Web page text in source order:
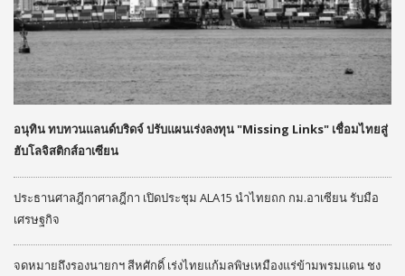
อนุทิน ทบทวนแลนด์บริดจ์ ปรับแผนเร่งลงทุน "Missing Links" เชื่อมไทยสู่
ฮับโลจิสติกส์อาเซียน
ประธานศาลฎีกาศาลฎีกา เปิดประชุม ALA15 นำไทยถก กม.อาเซียน รับมือ
เศรษฐกิจ
จดหมายถึงรองนายกฯ สีหศักดิ์ เร่งไทยแก้มลพิษเหมืองแร่ข้ามพรมแดน ชง